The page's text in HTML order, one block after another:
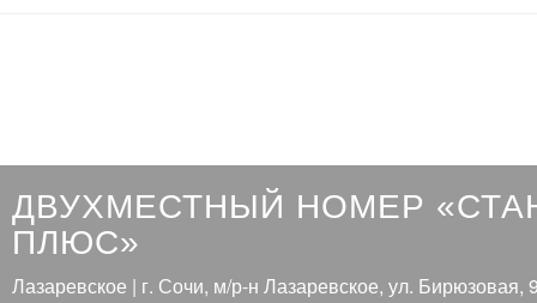
ДВУХМЕСТНЫЙ НОМЕР
ПЛЮС»
Лазаревское | г. Сочи, м/р-н Лазаревское, ул. Бирюзовая,